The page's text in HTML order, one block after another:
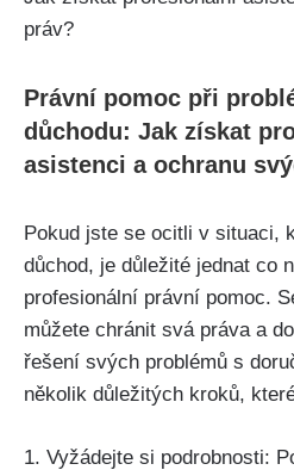
Právní pomoc při
důchodu: Jak získat
asistenci a ochranu
Pokud jste se ocitli v situaci,
důchod, je důležité jednat co
profesionální právní pomoc.
můžete chránit svá práva a
řešení svých problémů s
několik důležitých kroků,
1. Vyžádejte si podrobnosti: